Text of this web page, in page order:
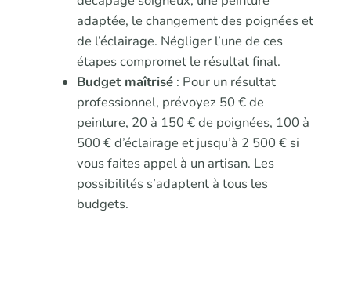
adaptée, le changement des poignées et
de l’éclairage. Négliger l’une de ces
étapes compromet le résultat final.
Budget maîtrisé: Pour un résultat
professionnel, prévoyez 50 € de
peinture, 20 à 150 € de poignées, 100 à
500 € d’éclairage et jusqu’à 2 500 € si
vous faites appel à un artisan. Les
possibilités s’adaptent à tous les
budgets.